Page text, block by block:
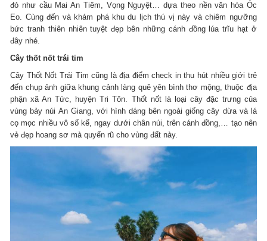
đỏ như cầu Mai An Tiêm, Vọng Nguyệt… dựa theo nền văn hóa Óc
Eo. Cùng đến và khám phá khu du lịch thú vị này và chiêm ngưỡng
bức tranh thiên nhiên tuyệt đẹp bên những cánh đồng lúa trĩu hạt ở
đây nhé.
Cây thốt nốt trái tim
Cây Thốt Nốt Trái Tim cũng là địa điểm check in thu hút nhiều giới trẻ
đến chụp ảnh giữa khung cảnh làng quê yên bình thơ mộng, thuộc địa
phận xã An Tức, huyện Tri Tôn. Thốt nốt là loại cây đặc trưng của
vùng bảy núi An Giang, với hình dáng bên ngoài giống cây dừa và lá
cọ mọc nhiều vô số kể, ngay dưới chân núi, trên cánh đồng,… tạo nên
vẻ đẹp hoang sơ mà quyến rũ cho vùng đất này.